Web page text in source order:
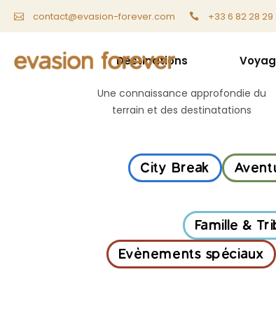
contact@evasion-forever.com +33 6 82 28 29
Destinations
Expertise USA & Canada
Une connaissance approfondie du
terrain et des destinatations
City Break
Famille &
Evènements spéciaux